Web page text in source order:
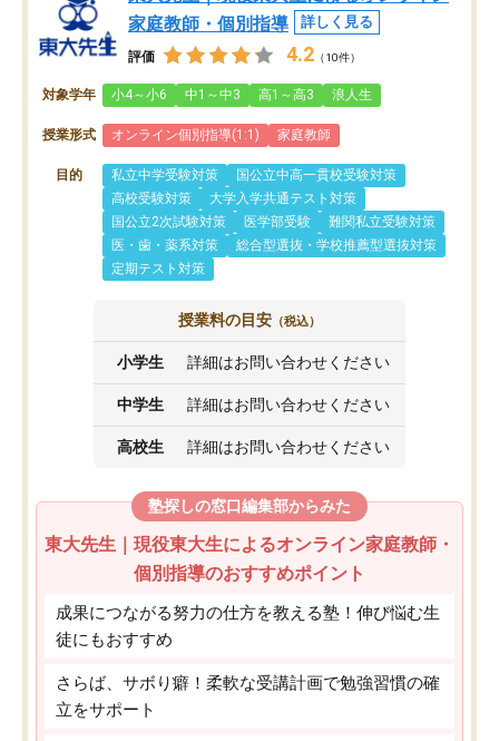
家庭教師・個別指導
詳しく見る
評価 4.2 （10件）
対象学年 小4～小6 中1～中3 高1～高3 浪人生
授業形式 オンライン個別指導(1:1) 家庭教師
目的 私立中学受験対策
国公立中高一貫校受験対策
高校受験対策
大学入学共通テスト対策
国公立2次試験対策
医学部受験
難関私立受験対策
医・歯・薬系対策
総合型選抜・学校推薦型選抜対策
定期テスト対策
授業料の目安 （税込）
小学生 詳細はお問い合わせください
中学生 詳細はお問い合わせください
高校生 詳細はお問い合わせください
塾探しの窓口編集部からみた
東大先生｜現役東大生によるオンライン家庭教師・
個別指導のおすすめポイント
成果につながる努力の仕方を教える塾！伸び悩む生
徒にもおすすめ
さらば、サボり癖！柔軟な受講計画で勉強習慣の確
立をサポート